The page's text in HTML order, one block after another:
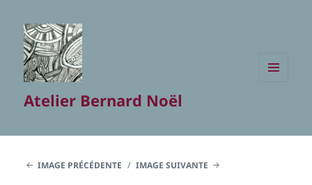
Atelier Bernard Noël
IMAGE PRÉCÉDENTE IMAGE SUIVANTE